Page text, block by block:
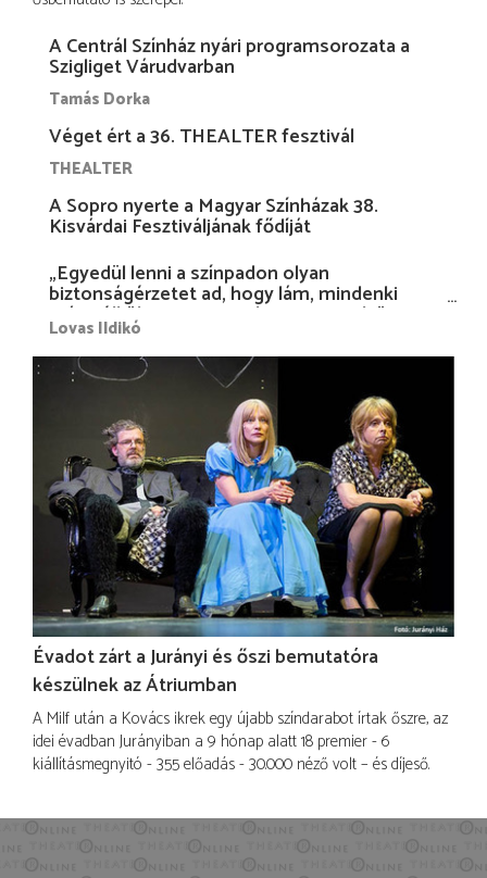
A Centrál Színház nyári programsorozata a
Szigliget Várudvarban
Tamás Dorka
Véget ért a 36. THEALTER fesztivál
THEALTER
A Sopro nyerte a Magyar Színházak 38.
Kisvárdai Fesztiváljának fődíját
„Egyedül lenni a színpadon olyan
biztonságérzetet ad, hogy lám, mindenki
más nélkül is megvagyok magammal…”
Lovas Ildikó
Évadot zárt a Jurányi és őszi bemutatóra
készülnek az Átriumban
A Milf után a Kovács ikrek egy újabb színdarabot írtak őszre, az
idei évadban Jurányiban a 9 hónap alatt 18 premier - 6
kiállításmegnyitó - 355 előadás - 30.000 néző volt – és díjeső.